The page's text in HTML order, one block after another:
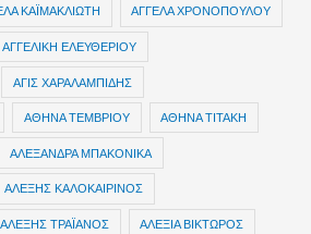
ΚΑΪΜΑΚΛΙΩΤΗ ΑΓΓΕΛΑ ΧΡΟΝΟΠΟΥΛΟΥ
ΑΓΓΕΛΙΚΗ ΕΛΕΥΘΕΡΙΟΥ
ΑΓΙΣ ΧΑΡΑΛΑΜΠΙΔΗΣ
ΑΘΗΝΑ ΤΕΜΒΡΙΟΥ ΑΘΗΝΑ ΤΙΤΑΚΗ
ΑΛΕΞΑΝΔΡΑ ΜΠΑΚΟΝΙΚΑ
ΑΛΕΞΗΣ ΚΑΛΟΚΑΙΡΙΝΟΣ
ΑΛΕΞΗΣ ΤΡΑΪΑΝΟΣ ΑΛΕΞΙΑ ΒΙΚΤΩΡΟΣ